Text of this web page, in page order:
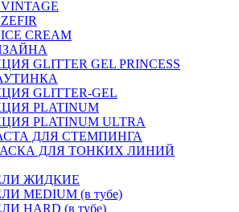
CREAM
GLITTER GEL PRINCESS
GLITTER-GEL
PLATINUM
PLATINUM ULTRA
ДЛЯ СТЕМПИНГА
ДЛЯ ТОНКИХ ЛИНИЙ
ЖИДКИЕ
MEDIUM (в тубе)
HARD (в тубе)